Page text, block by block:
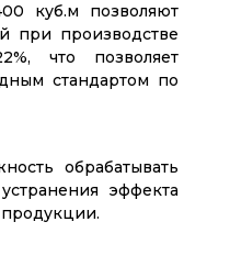
куб.м позволяют
при производстве
что позволяет
стандартом по
обрабатывать
эффекта